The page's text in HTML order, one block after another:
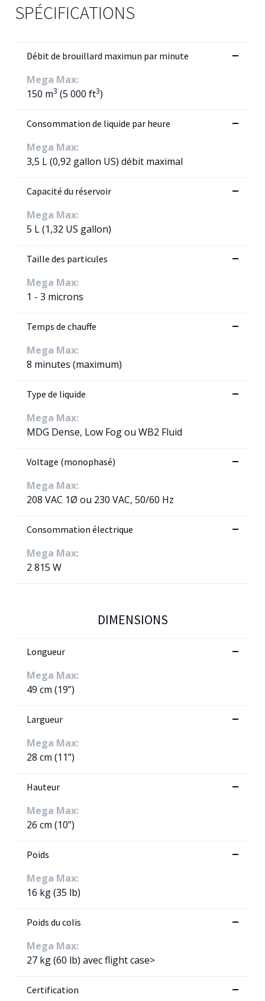
SPÉCIFICATIONS
Débit de brouillard maximun par minute
Mega Max:
150 m3 (5 000 ft3)
Consommation de liquide par heure
Mega Max:
3,5 L (0,92 gallon US) débit maximal
Capacité du réservoir
Mega Max:
5 L (1,32 US gallon)
Taille des particules
Mega Max:
1 - 3 microns
Temps de chauffe
Mega Max:
8 minutes (maximum)
Type de liquide
Mega Max:
MDG Dense, Low Fog ou WB2 Fluid
Voltage (monophasé)
Mega Max:
208 VAC 1Ø ou 230 VAC, 50/60 Hz
Consommation électrique
Mega Max:
2 815 W
DIMENSIONS
Longueur
Mega Max:
49 cm (19”)
Largueur
Mega Max:
28 cm (11”)
Hauteur
Mega Max:
26 cm (10”)
Poids
Mega Max:
16 kg (35 lb)
Poids du colis
Mega Max:
27 kg (60 lb) avec flight case>
Certification